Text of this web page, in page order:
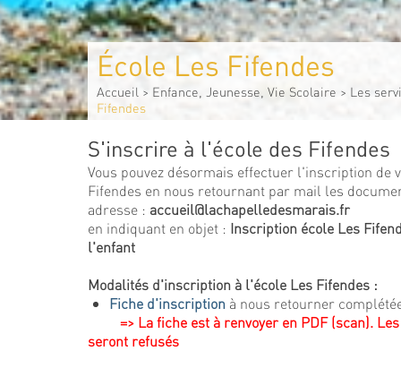
École Les Fifendes
Accueil > Enfance, Jeunesse, Vie Scolaire > Les
Fifendes
S'inscrire à l'école des Fifendes
Vous pouvez désormais effectuer l'inscription de
Fifendes en nous retournant par mail les
adresse : accueil@lachapelledesmarais.fr
en indiquant en objet : Inscription école Les
l'enfant
Modalités d'inscription à l'école Les Fifendes :
Fiche d'inscription à nous retourner
=> La fiche est à renvoyer en PDF (scan). Les
seront refusés